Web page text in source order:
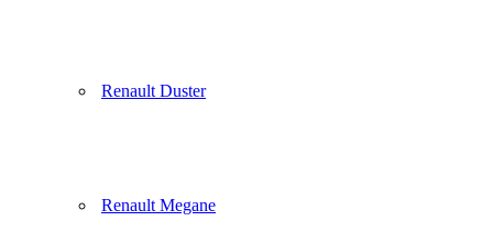
Renault Duster
Renault Megane